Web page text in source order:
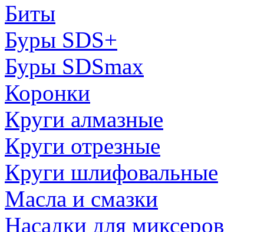
Биты
Буры SDS+
Буры SDSmax
Коронки
Круги алмазные
Круги отрезные
Круги шлифовальные
Масла и смазки
Насадки для миксеров